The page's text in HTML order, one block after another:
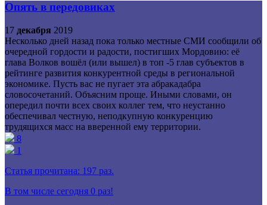
Опять в передовиках
17 декабря 2019
Несколько дней назад пока только местные СМИ сообщили об
очередной гордости и радости, постигших Мордовию: её
глава Волков вошёл (или вышел) в топ -5 глав субъектов в
рейтинге развития конкурентной среды в региональной
экономике. Пусть вас не пугает эта абракадабра
словосочетаний. Объясним проще. Иными словами, он
опередил почти всех своих коллег тем, что неустанно
обеспечивал честную, неподкупную конкуренцию
трудящихся масс на вверенной ему территории.
8
1
Статья прочитана: 197 раз.
В том числе сегодня 0 раз!